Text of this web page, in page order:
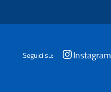
Seguici su: Instagram